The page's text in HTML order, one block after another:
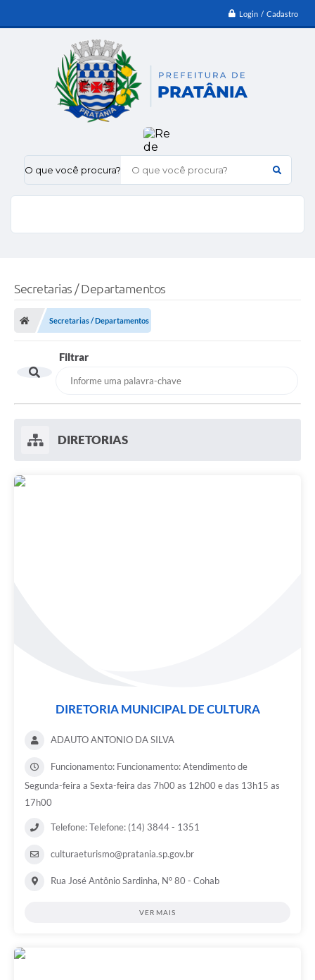
Login / Cadastro
O que você procura?
Secretarias / Departamentos
Secretarias / Departamentos
Filtrar
DIRETORIAS
DIRETORIA MUNICIPAL DE CULTURA
ADAUTO ANTONIO DA SILVA
Funcionamento: Funcionamento: Atendimento de
Segunda-feira a Sexta-feira das 7h00 as 12h00 e das 13h15 as
17h00
Telefone: Telefone: (14) 3844 - 1351
culturaeturismo@pratania.sp.gov.br
Rua José Antônio Sardinha, Nº 80 - Cohab
VER MAIS